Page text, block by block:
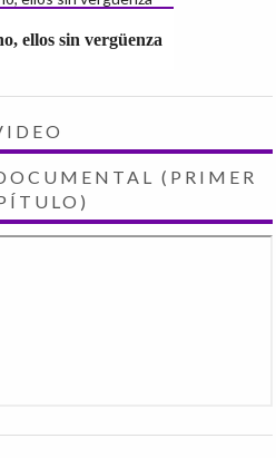
ellos sin vergüenza
(PRIMER